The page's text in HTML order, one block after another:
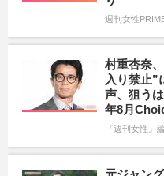
週刊女性
村重杏奈
入り禁止”
声、狙う
年8月
『週刊女性』